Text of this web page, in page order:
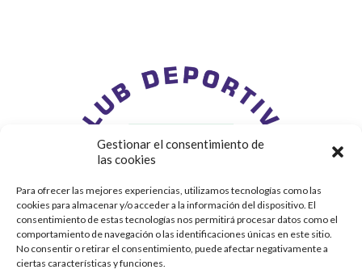
Gestionar el consentimiento de
las cookies
Para ofrecer las mejores experiencias, utilizamos tecnologías como las
cookies para almacenar y/o acceder a la información del dispositivo. El
consentimiento de estas tecnologías nos permitirá procesar datos como el
comportamiento de navegación o las identificaciones únicas en este sitio.
No consentir o retirar el consentimiento, puede afectar negativamente a
ciertas características y funciones.